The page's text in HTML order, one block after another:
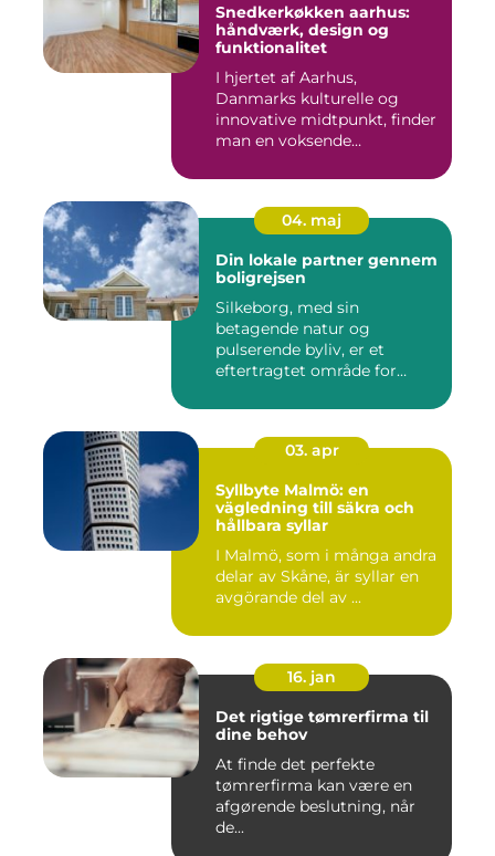
Snedkerkøkken aarhus:
håndværk, design og
funktionalitet
I hjertet af Aarhus,
Danmarks kulturelle og
innovative midtpunkt, finder
man en voksende
04. maj
Din lokale partner gennem
boligrejsen
Silkeborg, med sin
betagende natur og
pulserende byliv, er et
eftertragtet område for
03. apr
Syllbyte Malmö: en
vägledning till säkra och
hållbara syllar
I Malmö, som i många andra
delar av Skåne, är syllar en
avgörande del av ...
16. jan
Det rigtige tømrerfirma til
dine behov
At finde det perfekte
tømrerfirma kan være en
afgørende beslutning, når
de...